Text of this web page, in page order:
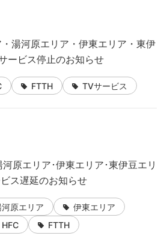
湯河原エリア・伊東エリア・東伊
ービス停止のお知らせ
FTTH TVサービス
原エリア･伊東エリア･東伊豆エリ
ス遅延のお知らせ
河原エリア
伊東エリア
HFC
FTTH